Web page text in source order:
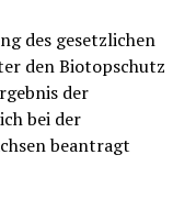
des gesetzlichen
den Biotopschutz
der
bei der
beantragt